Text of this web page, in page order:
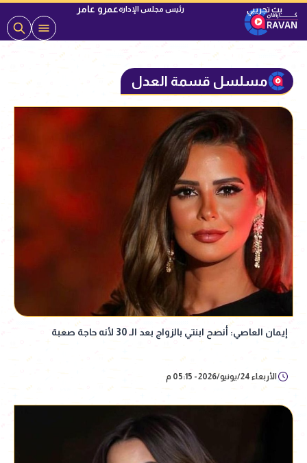
رئيس مجلس الإدارةعمرو عامر
مسلسل قسمة العدل
إيمان العاصي: أنصح ابنتي بالزواج بعد الـ 30 لأنه حاجة صعبة
الأربعاء 24/يونيو/2026 - 05:15 م